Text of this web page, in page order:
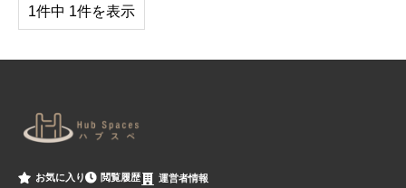
1件中 1件を表示
お気に入り 閲覧履歴 運営者情報